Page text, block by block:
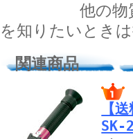
他の物質を主
を知りたいとき
関連商品
【
SK-